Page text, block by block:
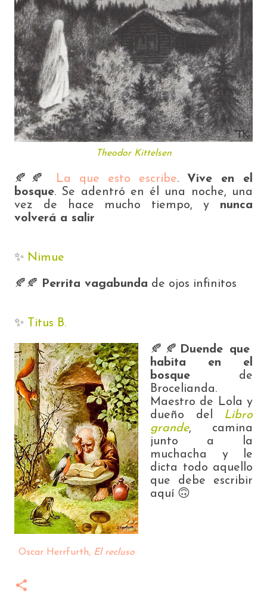
Theodor Kittelsen
🍂🍂 La que esto escribe. Vive en el
bosque. Se adentró en él una noche, una
vez de hace mucho tiempo, y nunca
volverá a salir
✨️ Nimue
🍂🍂 Perrita vagabunda de ojos infinitos
✨️ Titus B.
Oscar Herrfurth, El recluso
🍂🍂 Duende que
habita en el
bosque de
Brocelianda.
Maestro de Lola y
dueño del Libro
grande, camina
junto a la
muchacha y le
dicta todo aquello
que debe escribir
aquí 🙃